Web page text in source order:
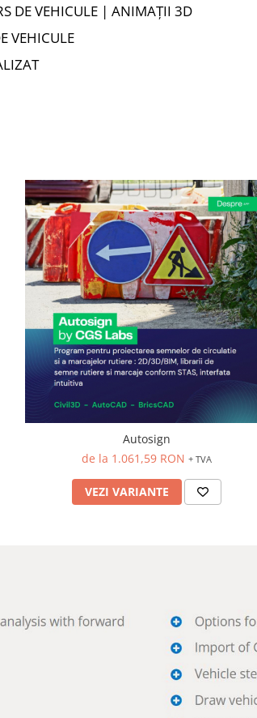
DE VEHICULE | ANIMAȚII 3D
VEHICULE
Autosign
de la 1.061,59 RON + TVA
VEZI VARIANTE